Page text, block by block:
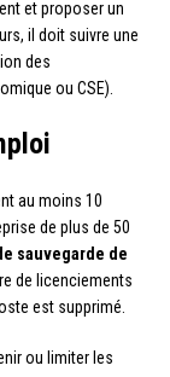
et proposer un
il doit suivre une
des
ou CSE).
au moins 10
de plus de 50
sauvegarde de
de licenciements
est supprimé.
ou limiter les